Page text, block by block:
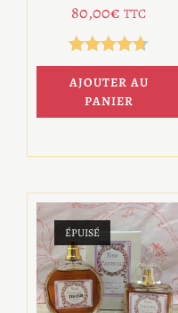
80,00€ TTC
Note4.67
sur 5
AJOUTER AU
PANIER
ÉPUISÉ